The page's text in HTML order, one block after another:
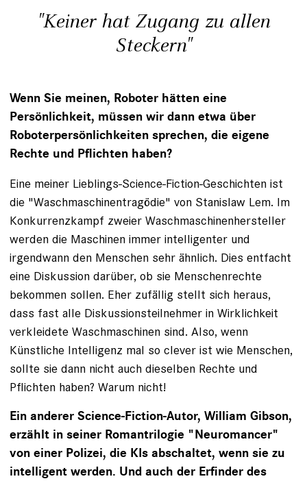
"Keiner hat Zugang zu allen
Steckern"
Wenn Sie meinen, Roboter hätten eine
Persönlichkeit, müssen wir dann etwa über
Roboterpersönlichkeiten sprechen, die eigene
Rechte und Pflichten haben?
Eine meiner Lieblings-Science-Fiction-Geschichten ist
die "Waschmaschinentragödie" von Stanislaw Lem. Im
Konkurrenzkampf zweier Waschmaschinenhersteller
werden die Maschinen immer intelligenter und
irgendwann den Menschen sehr ähnlich. Dies entfacht
eine Diskussion darüber, ob sie Menschenrechte
bekommen sollen. Eher zufällig stellt sich heraus,
dass fast alle Diskussionsteilnehmer in Wirklichkeit
verkleidete Waschmaschinen sind. Also, wenn
Künstliche Intelligenz mal so clever ist wie Menschen,
sollte sie dann nicht auch dieselben Rechte und
Pflichten haben? Warum nicht!
Ein anderer Science-Fiction-Autor, William Gibson,
erzählt in seiner Romantrilogie "Neuromancer"
von einer ­Polizei, die KIs abschaltet, wenn sie zu
intelligent werden. Und auch der Erfinder des